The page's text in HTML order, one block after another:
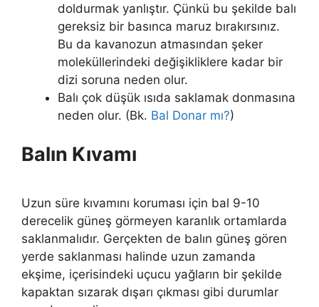
doldurmak yanlıştır. Çünkü bu şekilde balı
gereksiz bir basınca maruz bırakırsınız.
Bu da kavanozun atmasından şeker
moleküllerindeki değişikliklere kadar bir
dizi soruna neden olur.
Balı çok düşük ısıda saklamak donmasına
neden olur. (Bk. Bal Donar mı?)
Balın Kıvamı
Uzun süre kıvamını koruması için bal 9-10
derecelik güneş görmeyen karanlık ortamlarda
saklanmalıdır. Gerçekten de balın güneş gören
yerde saklanması halinde uzun zamanda
ekşime, içerisindeki uçucu yağların bir şekilde
kapaktan sızarak dışarı çıkması gibi durumlar